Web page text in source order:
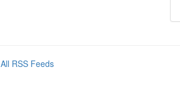
All RSS Feeds